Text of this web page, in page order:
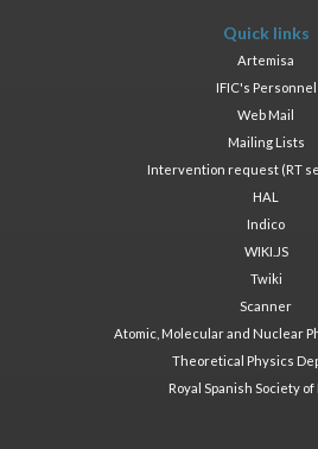
Quick links
Artemisa
IFIC's Personnel
Web Mail
Mailing Lists
Intervention request (RT
HAL
Indico
WIKI.JS
Twiki
Scanner
Atomic, Molecular and Nuclear
Theoretical Physics
Royal Spanish Society of